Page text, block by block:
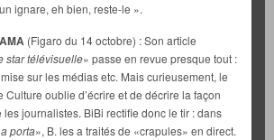
ignare, eh bien, reste-le ».
(Figaro du 14 octobre) : Son article
star télévisuelle» passe en revue presque tout :
sur les médias etc. Mais curieusement, le
Culture oublie d’écrire et de décrire la façon
journalistes. BiBi rectifie donc le tir : dans
porta», B. les a traités de «crapules» en direct.